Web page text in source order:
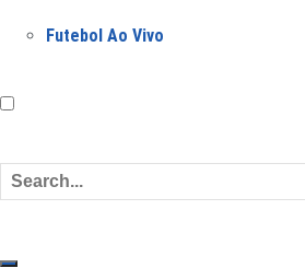
Futebol Ao Vivo